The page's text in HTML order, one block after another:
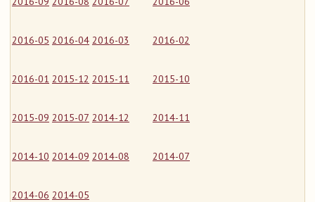
2016-05 2016-04 2016-03 2016-02
2016-01 2015-12 2015-11 2015-10
2015-09 2015-07 2014-12 2014-11
2014-10 2014-09 2014-08 2014-07
2014-06 2014-05